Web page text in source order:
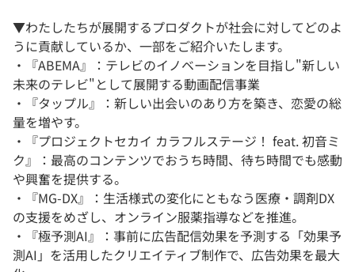
▼わたしたちが展開するプロダクトが社会に対してどのよ
うに貢献しているか、一部をご紹介いたします。
・『ABEMA』：テレビのイノベーションを目指し"新しい
未来のテレビ"として展開する動画配信事業
・『タップル』：新しい出会いのあり方を築き、恋愛の総
量を増やす。
・『プロジェクトセカイ カラフルステージ！ feat. 初音ミ
ク』：最高のコンテンツでおうち時間、待ち時間でも感動
や興奮を提供する。
・『MG-DX』：生活様式の変化にともなう医療・調剤DX
の支援をめざし、オンライン服薬指導などを推進。
・『極予測AI』：事前に広告配信効果を予測する「効果予
測AI」を活用したクリエイティブ制作で、広告効果を最大